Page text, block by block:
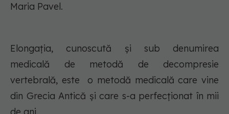
Maria Pavel.
Elongația, cunoscută și sub denumirea
medicală de metodă de decompresie
vertebrală, este o metodă medicală care vine
din Grecia Antică și care s-a perfecționat în mii